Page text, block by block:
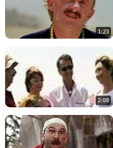
1:23
2:08